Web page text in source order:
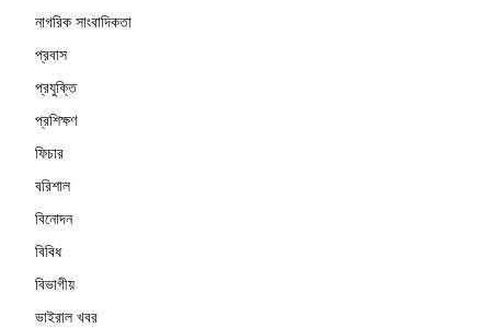
নাগরিক সাংবাদিকতা
প্রবাস
প্রযুক্তি
প্রশিক্ষণ
ফিচার
বরিশাল
বিনোদন
বিবিধ
বিভাগীয়
ভাইরাল খবর